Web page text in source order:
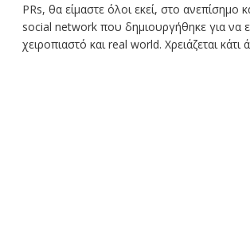
PRs, θα είμαστε όλοι εκεί, στο ανεπίσημο
social network που δημιουργήθηκε για να
χειροπιαστό και real world. Χρειάζεται κάτι